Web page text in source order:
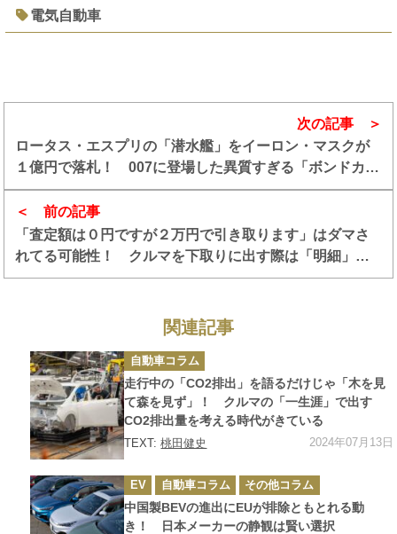
電気自動車
前の記事
「査定額は０円ですが２万円で引き取ります」はダマさ
れてる可能性！ クルマを下取りに出す際は「明細」の
確認が重要だった
次の記事
ロータス・エスプリの「潜水艦」をイーロン・マスクが
１億円で落札！ 007に登場した異質すぎる「ボンドカ
ー」
関連記事
カ
テ
ゴ
リ
ー
自動車コラム
走行中の「CO2排出」を語るだけじゃ「木を見
て森を見ず」！ クルマの「一生涯」で出す
CO2排出量を考える時代がきている
TEXT:桃田健史 2024年07月13日
カ
テ
ゴ
リ
ー
EV 自動車コラム その他コラム
中国製BEVの進出にEUが排除ともとれる動
き！ 日本メーカーの静観は賢い選択